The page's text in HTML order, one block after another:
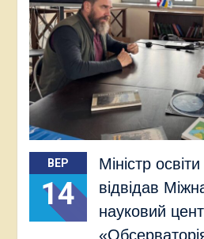
ВЕР
14
Міністр
відвідав
науковий